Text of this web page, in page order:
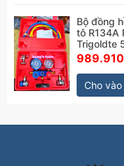
Bộ đồng
tô R134A
Trigoldte
Cho